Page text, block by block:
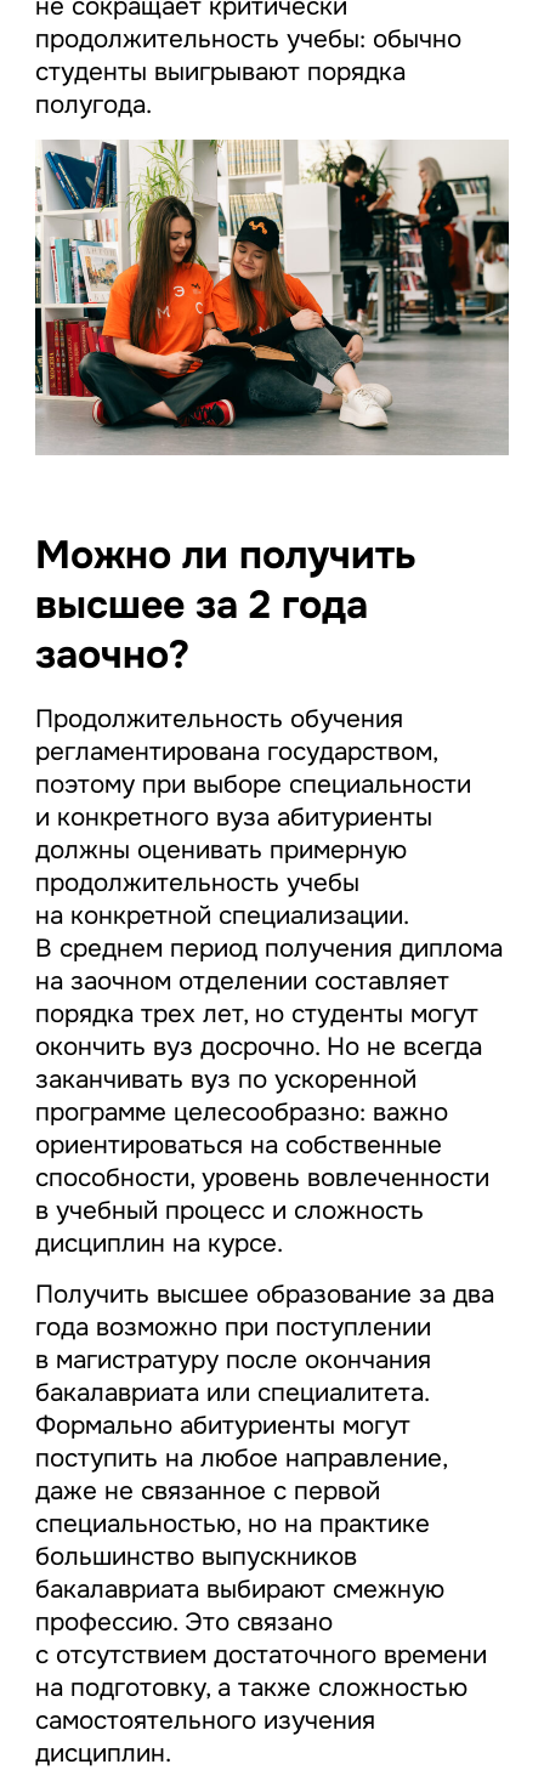
продолжительность учебы: обычно
студенты выигрывают порядка
полугода.
Можно ли получить
высшее за 2 года
заочно?
Продолжительность обучения
регламентирована государством,
поэтому при выборе специальности
и конкретного вуза абитуриенты
должны оценивать примерную
продолжительность учебы
на конкретной специализации.
В среднем период получения диплома
на заочном отделении составляет
порядка трех лет, но студенты могут
окончить вуз досрочно. Но не всегда
заканчивать вуз по ускоренной
программе целесообразно: важно
ориентироваться на собственные
способности, уровень вовлеченности
в учебный процесс и сложность
дисциплин на курсе.
Получить высшее образование за два
года возможно при поступлении
в магистратуру после окончания
бакалавриата или специалитета.
Формально абитуриенты могут
поступить на любое направление,
даже не связанное с первой
специальностью, но на практике
большинство выпускников
бакалавриата выбирают смежную
профессию. Это связано
с отсутствием достаточного времени
на подготовку, а также сложностью
самостоятельного изучения
дисциплин.